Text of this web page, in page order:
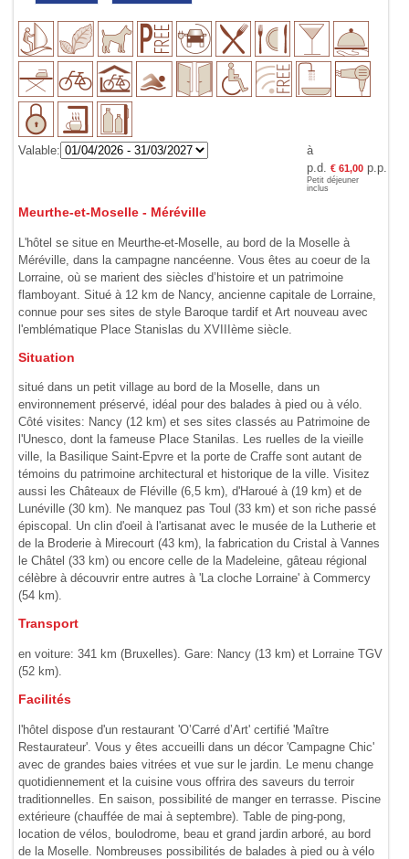
Valable:
à
p.d. € 61,00p.p.
Petit déjeuner
inclus
Meurthe-et-Moselle - Méréville
L'hôtel se situe en Meurthe-et-Moselle, au bord de la Moselle à
Méréville, dans la campagne nancéenne. Vous êtes au coeur de la
Lorraine, où se marient des siècles d’histoire et un patrimoine
flamboyant. Situé à 12 km de Nancy, ancienne capitale de Lorraine,
connue pour ses sites de style Baroque tardif et Art nouveau avec
l'emblématique Place Stanislas du XVIIIème siècle.
Situation
situé dans un petit village au bord de la Moselle, dans un
environnement préservé, idéal pour des balades à pied ou à vélo.
Côté visites: Nancy (12 km) et ses sites classés au Patrimoine de
l'Unesco, dont la fameuse Place Stanilas. Les ruelles de la vieille
ville, la Basilique Saint-Epvre et la porte de Craffe sont autant de
témoins du patrimoine architectural et historique de la ville. Visitez
aussi les Châteaux de Fléville (6,5 km), d'Haroué à (19 km) et de
Lunéville (30 km). Ne manquez pas Toul (33 km) et son riche passé
épiscopal. Un clin d'oeil à l'artisanat avec le musée de la Lutherie et
de la Broderie à Mirecourt (43 km), la fabrication du Cristal à Vannes
le Châtel (33 km) ou encore celle de la Madeleine, gâteau régional
célèbre à découvrir entre autres à 'La cloche Lorraine' à Commercy
(54 km).
Transport
en voiture: 341 km (Bruxelles). Gare: Nancy (13 km) et Lorraine TGV
(52 km).
Facilités
l'hôtel dispose d'un restaurant 'O’Carré d’Art' certifié 'Maître
Restaurateur'. Vous y êtes accueilli dans un décor 'Campagne Chic'
avec de grandes baies vitrées et vue sur le jardin. Le menu change
quotidiennement et la cuisine vous offrira des saveurs du terroir
traditionnelles. En saison, possibilité de manger en terrasse. Piscine
extérieure (chauffée de mai à septembre). Table de ping-pong,
location de vélos, boulodrome, beau et grand jardin arboré, au bord
de la Moselle. Nombreuses possibilités de balades à pied ou à vélo